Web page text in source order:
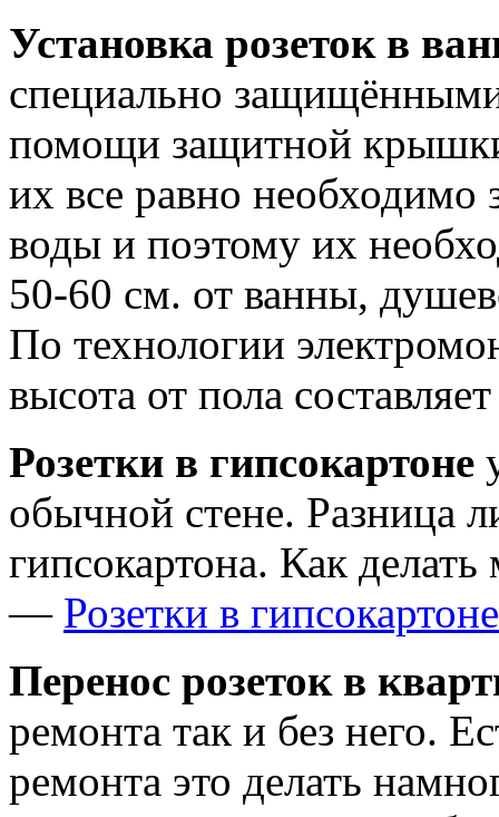
Установка розеток в
специально
помощи защитной
их все равно
воды и поэтому их
50-60 см. от ванны,
По технологии
высота от пола
Розетки в гипсокартоне
обычной стене. Разница
гипсокартона. Как
— Розетки в
Перенос розеток в
ремонта так и без него.
ремонта это делать